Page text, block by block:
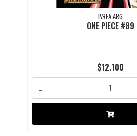
IVREA ARG
ONE PIECE #89
$12.100
-